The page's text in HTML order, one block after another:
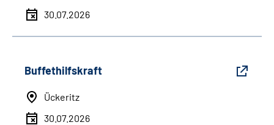
30.07.2026
Buffethilfskraft
Ückeritz
30.07.2026